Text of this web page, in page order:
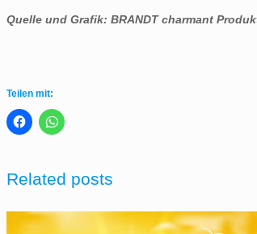
Quelle und Grafik: BRANDT charmant
Teilen mit:
Related posts